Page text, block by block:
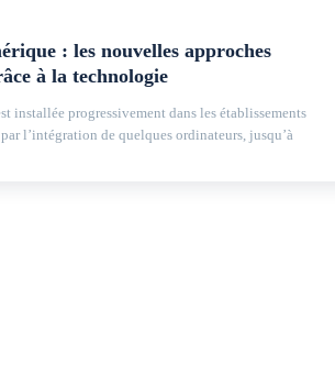
: les nouvelles approches
à la technologie
installée progressivement dans les établissements
l’intégration de quelques ordinateurs, jusqu’à